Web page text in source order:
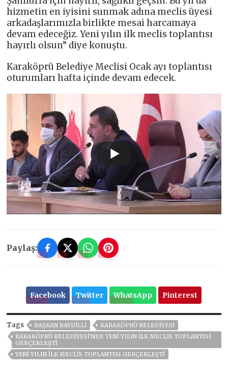
hizmetin en iyisini sunmak adına meclis üyesi
arkadaşlarımızla birlikte mesai harcamaya
devam edeceğiz. Yeni yılın ilk meclis toplantısı
hayırlı olsun” diye konuştu.
Karaköprü Belediye Meclisi Ocak ayı toplantısı
oturumları hafta içinde devam edecek.
Paylaş:
Facebook Twitter WhatsApp Pinterest
Tags BAŞKAN BAYDİLLİ
KARAKÖPRÜ BELEDİYESİ
KARAKÖPRÜ BELEDİYESİ'NDE YENİ YILIN İLK MECLİS TOPLANTISI
GERÇEKLEŞTİ
YENİ YILIN İLK MECLİS TOPLANTISI GERÇEKLEŞTİ